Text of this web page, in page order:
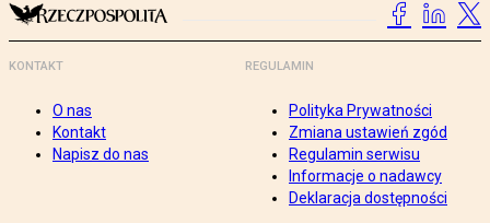
KONTAKT
O nas
Kontakt
Napisz do nas
REGULAMIN
Polityka Prywatności
Zmiana ustawień zgód
Regulamin serwisu
Informacje o nadawcy
Deklaracja dostępności